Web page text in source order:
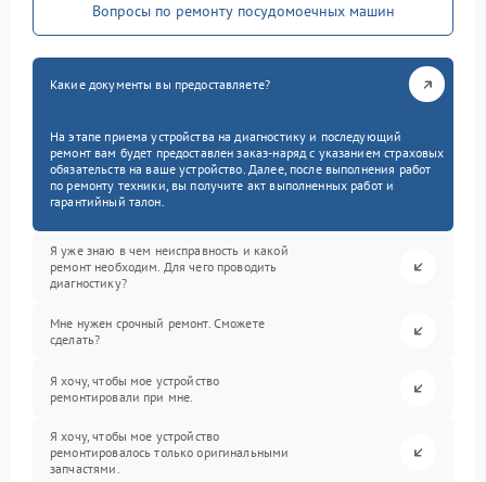
Вопросы по ремонту посудомоечных машин
Какие документы вы предоставляете?
На этапе приема устройства на диагностику и последующий
ремонт вам будет предоставлен заказ-наряд с указанием страховых
обязательств на ваше устройство. Далее, после выполнения работ
по ремонту техники, вы получите акт выполненных работ и
гарантийный талон.
Я уже знаю в чем неисправность и какой
ремонт необходим. Для чего проводить
диагностику?
Мне нужен срочный ремонт. Сможете
сделать?
Я хочу, чтобы мое устройство
ремонтировали при мне.
Я хочу, чтобы мое устройство
ремонтировалось только оригинальными
запчастями.